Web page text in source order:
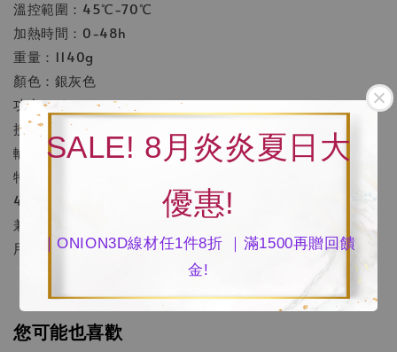
SALE! 8月炎炎夏日大
優惠!
｜ONION3D線材任1件8折 ｜滿1500再贈回饋
金!
溫控範圍：45℃-70℃
加熱時間：0-48h
重量：1140g
顏色：銀灰色
功率：145W
接口：AC100-240V電源接口
輸入電壓：AC 100-240V 50/60Hz
特色：加熱乾燥、防塵防潮、兼容性強、乾燥時間可設置0-
48h、360°熱風循環、參數斷電記憶功能、液晶觸控螢幕
兼容：1.75mm線徑及2.85mm線徑/直徑200mm耗材捲使
用
您可能也喜歡